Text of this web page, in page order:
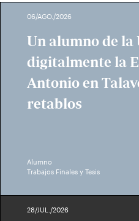
06/AGO./2026
Un alumno de la
digitalmente la
Antonio en
retablos
Alumno
Trabajos Finales y Tesis
28/JUL./2026